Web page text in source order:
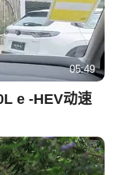
05:49
e -HEV动速